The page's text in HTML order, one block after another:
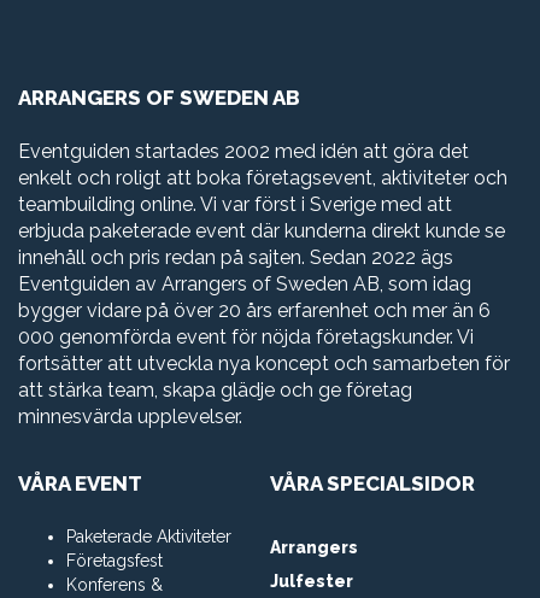
ARRANGERS OF SWEDEN AB
Eventguiden startades 2002 med idén att göra det
enkelt och roligt att boka företagsevent, aktiviteter och
teambuilding online. Vi var först i Sverige med att
erbjuda paketerade event där kunderna direkt kunde se
innehåll och pris redan på sajten. Sedan 2022 ägs
Eventguiden av Arrangers of Sweden AB, som idag
bygger vidare på över 20 års erfarenhet och mer än 6
000 genomförda event för nöjda företagskunder. Vi
fortsätter att utveckla nya koncept och samarbeten för
att stärka team, skapa glädje och ge företag
minnesvärda upplevelser.
VÅRA EVENT
Paketerade Aktiviteter
Företagsfest
Konferens &
VÅRA SPECIALSIDOR
Arrangers
Julfester